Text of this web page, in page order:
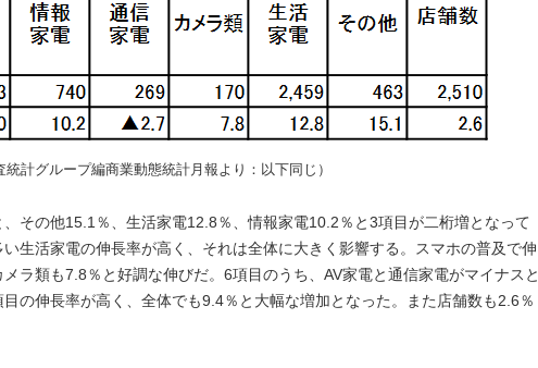
統計グループ編商業動態統計月報より：以下同じ）
その他15.1％、生活家電12.8％、情報家電10.2％と3項目が二桁増となって
生活家電の伸長率が高く、それは全体に大きく影響する。スマホの普及で伸
ラ類も7.8％と好調な伸びだ。6項目のうち、AV家電と通信家電がマイナスと
の伸長率が高く、全体でも9.4％と大幅な増加となった。また店舗数も2.6％